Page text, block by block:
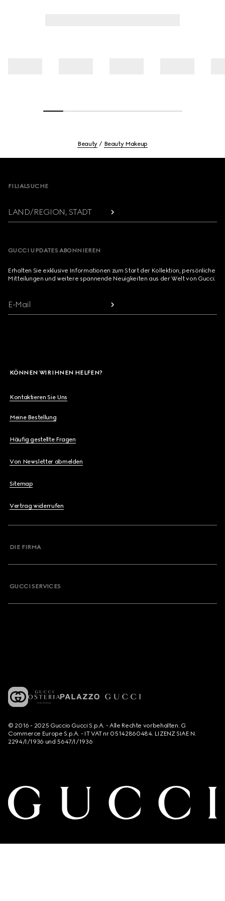
Beauty Beauty Makeup
FILIALSUCHE
LAND/REGION, STADT
GUCCI UPDATES ABONNIEREN
Erhalten Sie exklusive Informationen zum Start der Kollektion, persönliche
Mitteilungen und weitere spannende Neuigkeiten aus der Welt von Gucci.
E-Mail
KÖNNEN WIR IHNEN HELFEN?
Kontaktieren Sie Uns
Meine Bestellung
Häufig gestellte Fragen
Von Newsletter abmelden
Sitemap
Vertrag widerrufen
DIE FIRMA
GUCCI SERVICES
© 2016 - 2025 Guccio Gucci S.p.A. - Alle Rechte vorbehalten. G
Commerce Europe S.p.A. - IT VAT nr 05142860484. LIZENZ SIAE N.
2294/I/1936 und 5647/I/1936